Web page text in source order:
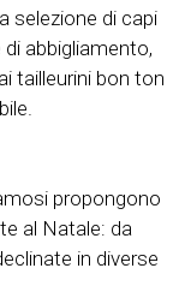
selezione di capi
abbigliamento,
tailleurini bon ton
propongono
al Natale: da
in diverse